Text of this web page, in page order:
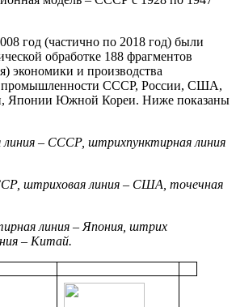
год (частично по 2018 год) были
обработке 188 фрагментов
экономики и производства
промышленности СССР, России, США,
Японии Южной Кореи. Ниже показаны
СССР, штрихпунктирная линия
штриховая линия – США, точечная
линия – Япония, штрих
– Китай.